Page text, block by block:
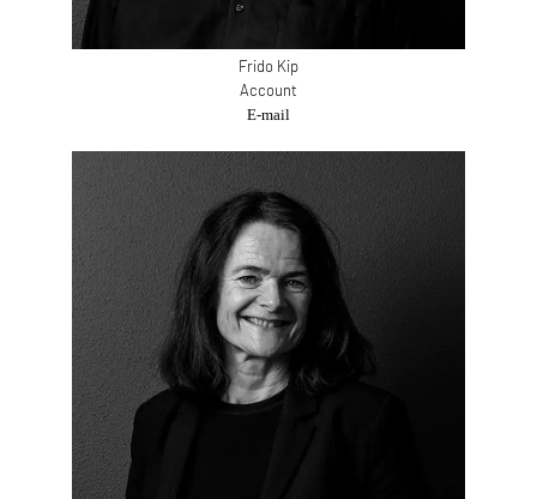
Frido Kip
Account
E-mail